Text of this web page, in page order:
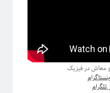
و معاش در فیزیک
تلگرام